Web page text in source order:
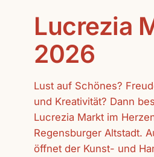
Lucrezia
2026
Lust auf Schönes?
und Kreativität? Dann
Lucrezia Markt im
Regensburger Altstadt.
öffnet der Kunst- und